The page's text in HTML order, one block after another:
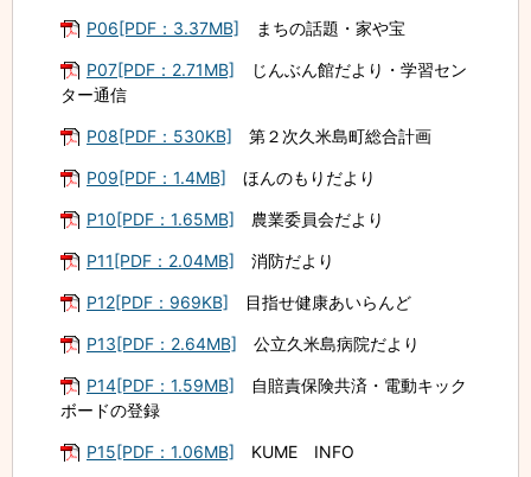
P06[PDF：3.37MB] まちの話題・家や宝
P07[PDF：2.71MB] じんぶん館だより・学習セン
ター通信
P08[PDF：530KB] 第２次久米島町総合計画
P09[PDF：1.4MB] ほんのもりだより
P10[PDF：1.65MB] 農業委員会だより
P11[PDF：2.04MB] 消防だより
P12[PDF：969KB] 目指せ健康あいらんど
P13[PDF：2.64MB] 公立久米島病院だより
P14[PDF：1.59MB] 自賠責保険共済・電動キック
ボードの登録
P15[PDF：1.06MB] KUME INFO